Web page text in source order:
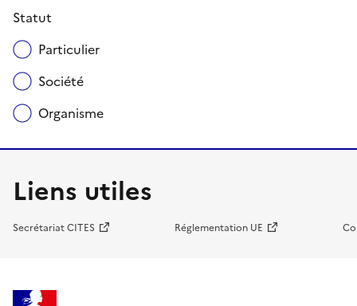
Statut
Particulier
Société
Organisme
Liens utiles
Secrétariat CITES Réglementation UE